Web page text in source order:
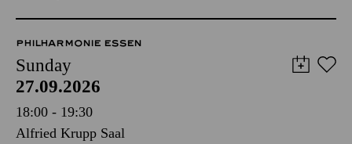
PHILHARMONIE ESSEN
Sunday
27.09.2026
18:00 - 19:30
Alfried Krupp Saal